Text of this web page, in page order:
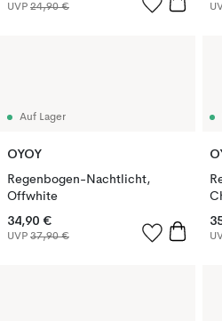
UVP 24,90 €
Auf Lager
OYOY
Regenbogen-Nachtlicht,
Offwhite
34,90 €
UVP 37,90 €